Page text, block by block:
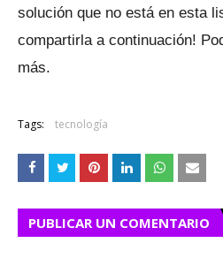
solución que no está en esta
compartirla a continuación!
más.
Tags: tecnología
PUBLICAR UN COMENTARIO